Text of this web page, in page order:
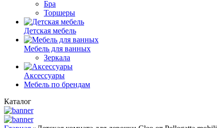
Бра
Торшеры
Детская мебель
Мебель для ванных
Зеркала
Аксессуары
Мебель по брендам
Каталог